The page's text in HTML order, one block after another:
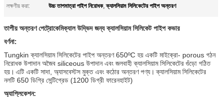
লক্ষণীয় করা:
উচ্চ তাপমাত্রা পাইপ নিরোধক,ক্যালসিয়াম সিলিকেটের পাইপ অন্তরণ
তাপীয় অন্তরণ পেট্রোকেমিক্যাল উদ্ভিদ জন্য ক্যালসিয়াম সিলিকেট পাইপ কভার
বর্ণনা:
Tungkin ক্যালসিয়াম সিলিকেটের পাইপ অন্তরণ 650ºC হয় একটি মাইক্রো- porous গঠন
নিরোধক উপাদান অজৈব siliceous উপাদান এবং জলবাহী ক্যালসিয়াম সিলিকেটের গুঁড়ো গঠিত
হয়। এটি একটি সাদা, অ্যাসবেস্টস মুক্ত এবং কঠোর অন্তরণ পণ্য। ক্যালসিয়াম সিলিকেটের
নলটি 650 ডিগ্রি সেন্টিগ্রেড (1200 ডিগ্রী ফারেনহাইট)
অ্যাপ্লিকেশন: